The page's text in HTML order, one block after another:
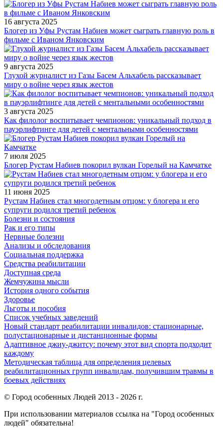
16 августа 2025
Блогер из Уфы Рустам Набиев может сыграть главную роль в
фильме с Иваном Янковским
9 августа 2025
Глухой журналист из Газы Басем Альхабель рассказывает
миру о войне через язык жестов
3 августа 2025
Как филолог воспитывает чемпионов: уникальный подход в
пауэрлифтинге для детей с ментальными особенностями
7 июля 2025
Блогер Рустам Набиев покорил вулкан Горелый на Камчатке
11 июня 2025
Рустам Набиев стал многодетным отцом: у блогера и его
супруги родился третий ребенок
Болезни и состояния
Рак и его типы
Нервные болезни
Анализы и обследования
Социальная поддержка
Средства реабилитации
Доступная среда
Жемчужина мысли
История одного события
Здоровье
Льготы и пособия
Список учебных заведений
Новый стандарт реабилитации инвалидов: стационарные,
полустационарные и дистанционные формы
Адаптивное джиу-джитсу: почему этот вид спорта подходит
каждому
Методическая таблица для определения целевых
реабилитационных групп инвалидам, получившим травмы в
боевых действиях
© Город особенных Людей 2013 - 2026 г.
При использовании материалов ссылка на "Город особенных
людей" обязательна!